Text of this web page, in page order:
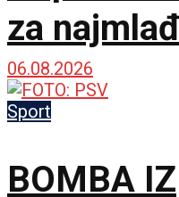
za
besplatna
humanost!
06.08.2026
Sport
BOMBA IZ